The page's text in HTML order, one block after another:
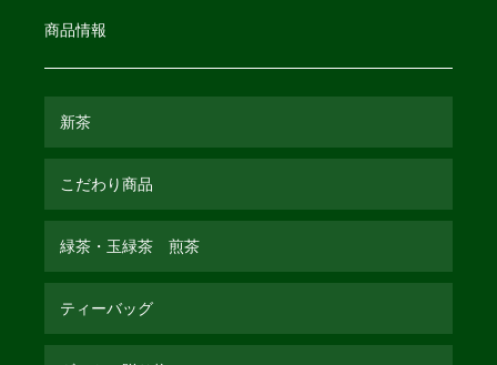
商品情報
新茶
こだわり商品
緑茶・玉緑茶 煎茶
ティーバッグ